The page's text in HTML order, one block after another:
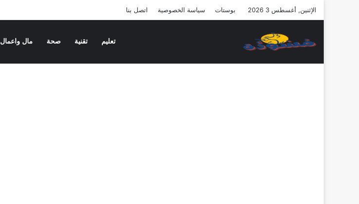
الإثنين, أغسطس 3 2026 بوستات سياسة الخصوصية اتصل بنا
تعليم تقنية صحة مال واعمال